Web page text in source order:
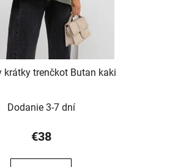
krátky trenčkot Butan kaki
Dodanie 3-7 dní
€38